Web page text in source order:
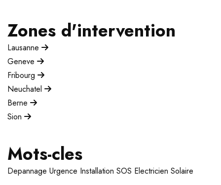
Zones d'intervention
Lausanne
Geneve
Fribourg
Neuchatel
Berne
Sion
Mots-cles
Depannage Urgence Installation SOS Electricien Solaire